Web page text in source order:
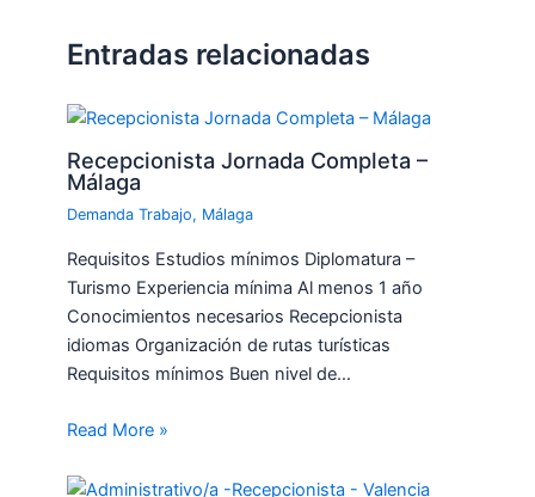
Entradas relacionadas
Recepcionista Jornada Completa –
Málaga
Demanda Trabajo, Málaga
Requisitos Estudios mínimos Diplomatura –
Turismo Experiencia mínima Al menos 1 año
Conocimientos necesarios Recepcionista
idiomas Organización de rutas turísticas
Requisitos mínimos Buen nivel de…
Read More »